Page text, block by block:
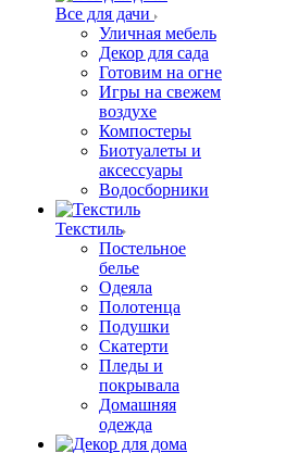
Все для дачи
Уличная мебель
Декор для сада
Готовим на огне
Игры на свежем
воздухе
Компостеры
Биотуалеты и
аксессуары
Водосборники
Текстиль
Постельное
белье
Одеяла
Полотенца
Подушки
Скатерти
Пледы и
покрывала
Домашняя
одежда